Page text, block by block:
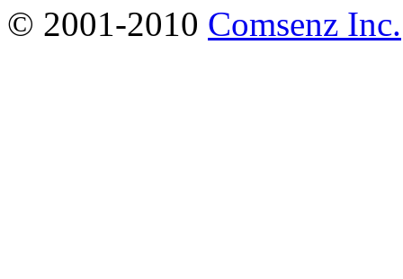
© 2001-2010 Comsenz Inc.